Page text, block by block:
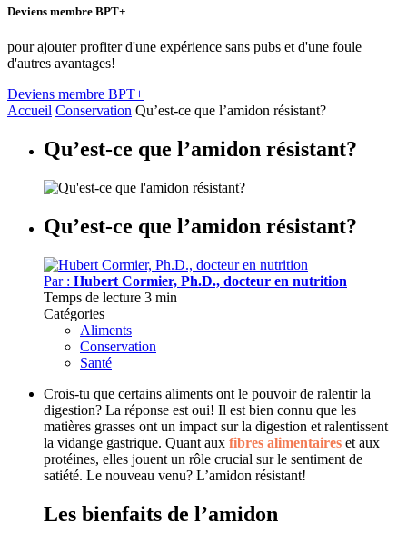
Deviens membre BPT+
pour ajouter profiter d'une expérience sans pubs et d'une foule
d'autres avantages!
Deviens membre BPT+
Accueil Conservation Qu’est-ce que l’amidon résistant?
Qu’est-ce que l’amidon résistant?
Qu’est-ce que l’amidon résistant?
Par : Hubert Cormier, Ph.D., docteur en nutrition
Temps de lecture 3 min
Catégories
Aliments
Conservation
Santé
Crois-tu que certains aliments ont le pouvoir de ralentir la
digestion? La réponse est oui! Il est bien connu que les
matières grasses ont un impact sur la digestion et ralentissent
la vidange gastrique. Quant aux fibres alimentaires et aux
protéines, elles jouent un rôle crucial sur le sentiment de
satiété. Le nouveau venu? L’amidon résistant!
Les bienfaits de l’amidon